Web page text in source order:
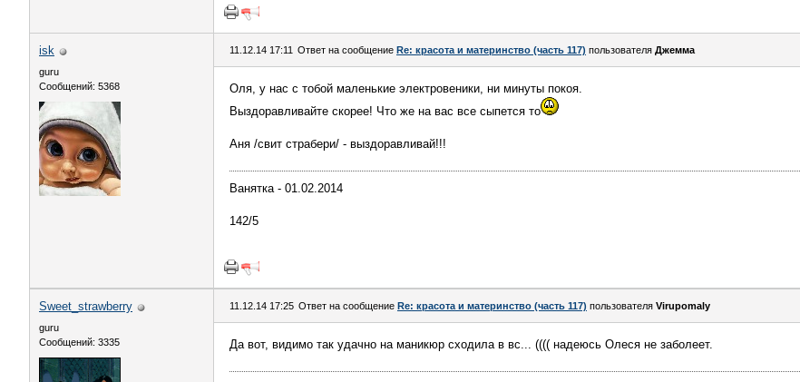
isk
guru
Сообщений: 5368
11.12.14 17:11 Ответ на сообщение Re: красота и материнство (часть 117) пользователя Джемма
Оля, у нас с тобой маленькие электровеники, ни минуты покоя.
Выздоравливайте скорее! Что же на вас все сыпется то
Аня /свит страбери/ - выздоравливай!!!
Ванятка - 01.02.2014
142/5
Sweet_strawberry
guru
Сообщений: 3335
11.12.14 17:25 Ответ на сообщение Re: красота и материнство (часть 117) пользователя Virupomaly
Да вот, видимо так удачно на маникюр сходила в вс... (((( надеюсь Олеся не заболеет.